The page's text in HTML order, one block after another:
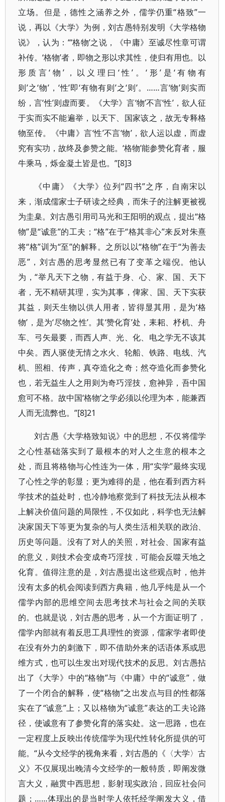
立场。但是，德性之涵养之外，儒学仍重“格致”一
说，再以《大学》为例，刘古愚特别发明《大学格物
说》，认为：“‘格物’之说，《中庸》至诚尽性章可谓
补传。‘格物’者，即物之形以求其性，使归有用也。以
形质言‘物’，以义理曰‘性’。‘形’是‘有物有
则’之‘物’，‘性’即‘有物有则’之‘则’。……言‘物’则实而
纷，言‘性’则虚而要。《大学》言‘物’不言‘性’，欲人征
于实而实不能遍举，以天下、国家该之，故无专释格
物至传。《中庸》言‘性’不言‘物’，欲人运以虚，而虚
究有实功，故终及参赞之能。‘格物’能参赞化育者，服
牛乘马，烁金凝土皆是也。”[8]3
《中庸》《大学》位列“四书”之序，自南宋以
来，渐成儒家士子研读之经典，而朱子的注解更被视
为圭臬。刘古愚引用司马光和王阳明的观点，提出“格
物”是“诚意”的工夫；“格”在于“格其非心”来反对朱熹
将“格”训为“至”的解释。之所以以“格物”在于“为善去
恶”，刘古愚的思考显然已有了变革之端倪。他认
为，“举凡天下之物，有益于身、心、家、国、天下
者，无不精研其理，实为其事，俾家、国、天下实获
其益，则天生物以供人用者，皆得显其用，是为‘格
物’，是为‘尽物之性’。其‘赞化育’处，耒耜、杼机、舟
车、弓矢最要，而西人声、光、化、电之学无不该其
中矣。西人驱使无情之水火、轮船、铁路、电线、汽
机、照相、传声，真夺造化之奇；然夺造化而参赞化
也，若无益生人之用则为奇巧淫技，愈神异，吾中国
愈可不格。故中国‘格物’之学必须以伦理为本，能兼西
人而无流弊也。”[8]21
刘古愚《大学格致知说》中的思想，不仅将儒学
之心性基础落实到了最根本的对人之生意的根本之
处，而且将格物与心性连为一体，用“实学”最终实现
了心性之学的彰显；更为难得的是，他在看到西方科
学技术的益处时，也冷静地察觉到了科技无法从根本
上解决价值问题的局限性，不仅如此，科学也无法解
决家国天下等更为复杂的与人类生活相关联的政治、
历史等问题。没有了对人的关照，对社会、国家有益
的意义，则技术会变成奇巧淫技，可能会反噬天地之
化育。值得注意的是，刘古愚提出这些观点时，他并
没有太多的机会阅读到西方典籍，他几乎纯是从一个
儒学内部的思维空间去思考技术与社会之间的关联
的。也就是说，刘古愚的思考，从一个方面证明了，
儒学内部就有着反思工具理性的资源，儒家学者即使
在没有外力的刺激下，即不借助外来的话语体系或思
维方式，也可以生发出对现代技术的反思。刘古愚拈
出了《大学》中的“格物”与《中庸》中的“诚意”，做
了一个闭合的解释，使“格物”之出发点与目的性都落
实在了“诚意”上；又以格物为“诚意”表达的工夫论路
径，使诚意有了参赞化育的落实处。这一思路，也在
一定程度上反映出传统儒学为现代性转化所提供的可
能。“从今文经学的视角来看，刘古愚的《〈大学〉古
义》不仅展现出晚清今文经学的一般特质，即阐发微
言大义，融贯中西思想，影射现实政治，回应社会问
题；……体现出的是当时学人依托经学阐发大义，借